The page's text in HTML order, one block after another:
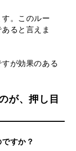
。このルー
ると言えま
が効果のある
が、押し目
すか？